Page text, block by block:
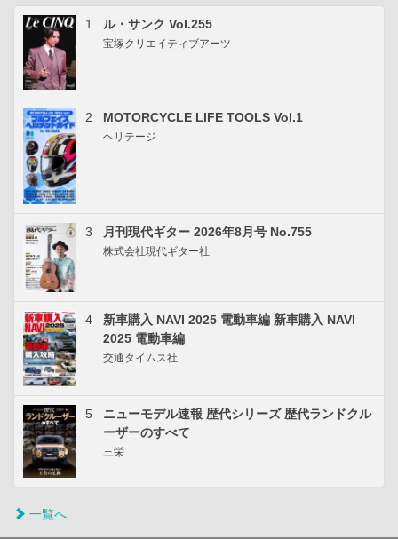
1 ル・サンク Vol.255
宝塚クリエイティブアーツ
2 MOTORCYCLE LIFE TOOLS Vol.1
ヘリテージ
3 月刊現代ギター 2026年8月号 No.755
株式会社現代ギター社
4
新車購入 NAVI 2025 電動車編 新車購入 NAVI
2025 電動車編
交通タイムス社
5
ニューモデル速報 歴代シリーズ 歴代ランドクル
ーザーのすべて
三栄
一覧へ